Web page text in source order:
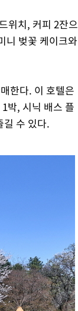
위치, 커피 2잔으
니 벚꽃 케이크와
한다. 이 호텔은
박, 시닉 배스 플
길 수 있다.